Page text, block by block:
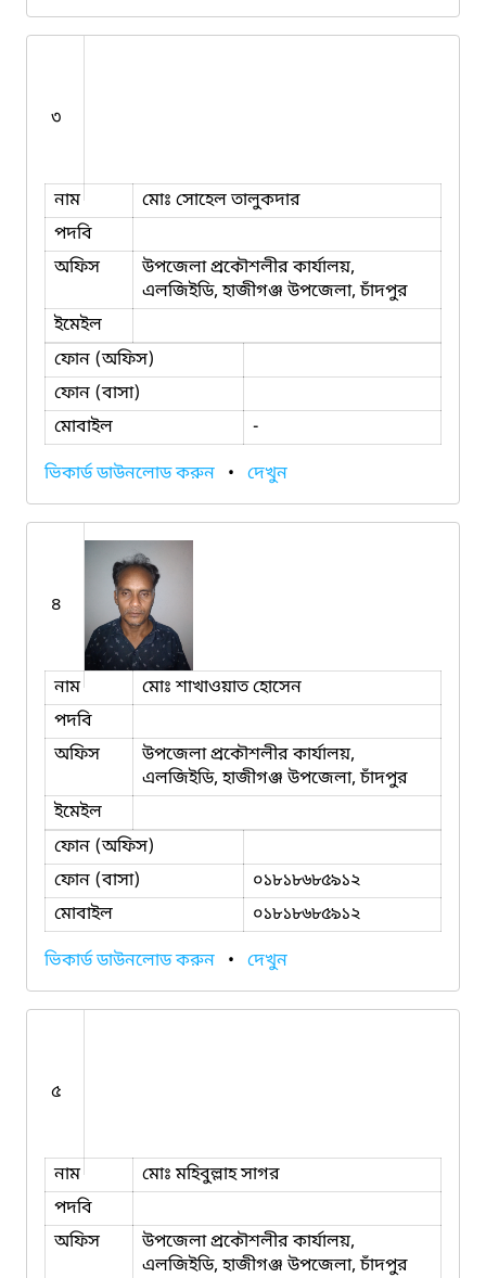
৩
নাম
মোঃ সোহেল তালুকদার
পদবি
অফিস
উপজেলা প্রকৌশলীর কার্যালয়,
এলজিইডি, হাজীগঞ্জ উপজেলা, চাঁদপুর
ইমেইল
ফোন (অফিস)
ফোন (বাসা)
মোবাইল
-
ভিকার্ড ডাউনলোড করুন • দেখুন
৪
নাম
মোঃ শাখাওয়াত হোসেন
পদবি
অফিস
উপজেলা প্রকৌশলীর কার্যালয়,
এলজিইডি, হাজীগঞ্জ উপজেলা, চাঁদপুর
ইমেইল
ফোন (অফিস)
ফোন (বাসা)
০১৮১৮৬৮৫৯১২
মোবাইল
০১৮১৮৬৮৫৯১২
ভিকার্ড ডাউনলোড করুন • দেখুন
৫
নাম
মোঃ মহিবুল্লাহ সাগর
পদবি
অফিস
উপজেলা প্রকৌশলীর কার্যালয়,
এলজিইডি, হাজীগঞ্জ উপজেলা, চাঁদপুর